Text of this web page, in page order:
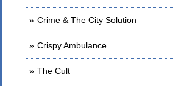
Crime & The City Solution
Crispy Ambulance
The Cult